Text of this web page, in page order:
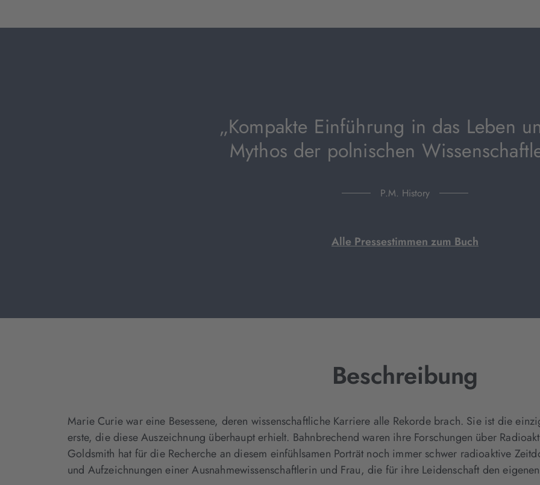
geöffnet)
„Kompakte Einführung in das Leben
Mythos der polnischen
P.M. History
Alle Pressestimmen zum Buch
Beschreibung
Marie Curie war eine Besessene, deren wissenschaftliche Karriere alle Rekorde brach. Sie ist die
erste, die diese Auszeichnung überhaupt erhielt. Bahnbrechend waren ihre Forschungen über
Goldsmith hat für die Recherche an diesem einfühlsamen Porträt noch immer schwer radioaktive
und Aufzeichnungen einer Ausnahmewissenschaftlerin und Frau, die für ihre Leidenschaft den